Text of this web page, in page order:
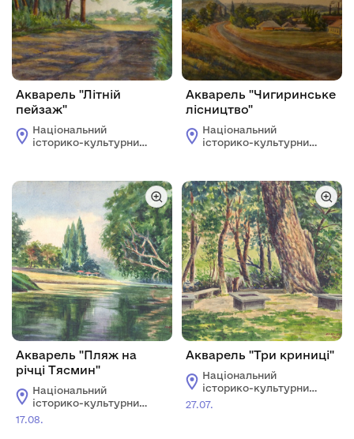
Акварель "Літній
пейзаж"
Національний
історико-культурний
Акварель "Чигиринське
лісництво"
Національний
історико-культурний
Акварель "Пляж на
річці Тясмин"
Національний
історико-культурний
заповідник "Чигирин"
17.08.
Акварель "Три криниці"
Національний
історико-культурний
заповідник "Чигирин"
27.07.